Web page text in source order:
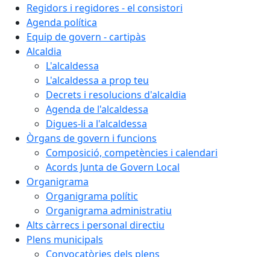
Regidors i regidores - el consistori
Agenda política
Equip de govern - cartipàs
Alcaldia
L'alcaldessa
L'alcaldessa a prop teu
Decrets i resolucions d'alcaldia
Agenda de l'alcaldessa
Digues-li a l'alcaldessa
Òrgans de govern i funcions
Composició, competències i calendari
Acords Junta de Govern Local
Organigrama
Organigrama polític
Organigrama administratiu
Alts càrrecs i personal directiu
Plens municipals
Convocatòries dels plens